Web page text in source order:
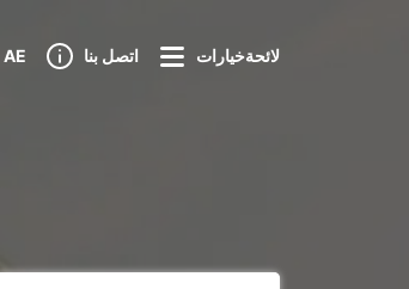
AE اتصل بنا لائحةخيارات